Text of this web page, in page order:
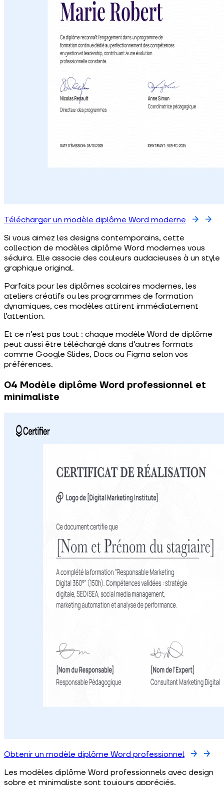
Télécharger un modèle diplôme Word moderne
Si vous aimez les designs contemporains, cette
collection de modèles diplôme Word modernes vous
séduira. Elle associe des couleurs audacieuses à un style
graphique original.
Parfaits pour les diplômes scolaires modernes, les
ateliers créatifs ou les programmes de formation
dynamiques, ces modèles attirent immédiatement
l’attention.
Et ce n’est pas tout : chaque modèle Word de diplôme
peut aussi être téléchargé dans d’autres formats
comme Google Slides, Docs ou Figma selon vos
préférences.
04 Modèle diplôme Word professionnel et
minimaliste
Obtenir un modèle diplôme Word professionnel
Les modèles diplôme Word professionnels avec design
sobre et minimaliste sont toujours appréciés.